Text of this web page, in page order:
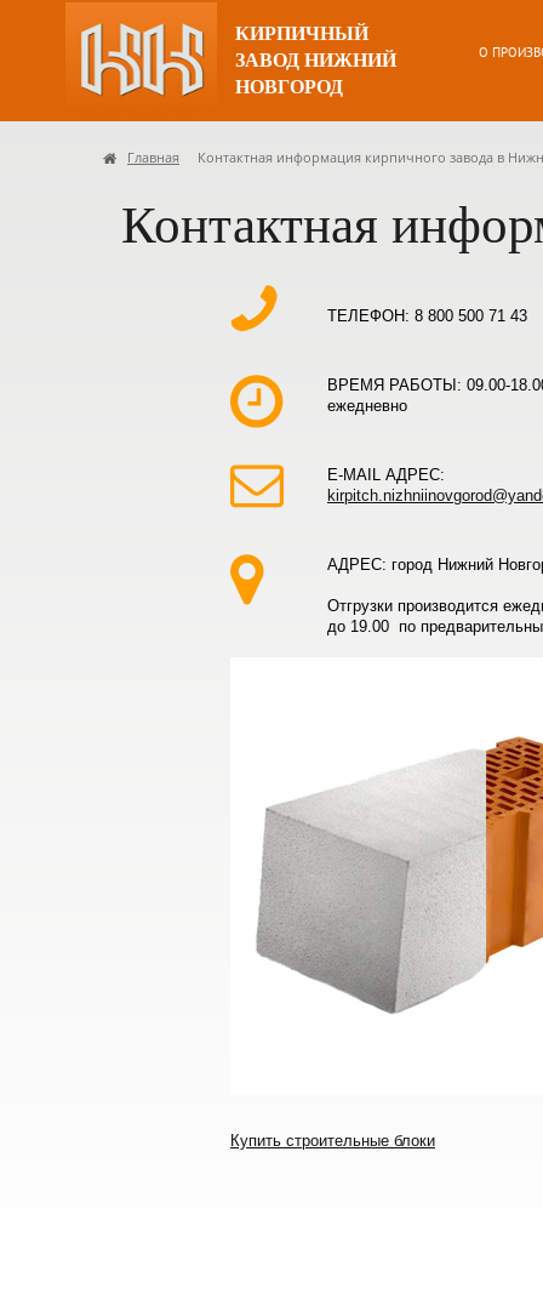
КИРПИЧНЫЙ
ЗАВОД НИЖНИЙ
НОВГОРОД
О
Главная Контактная информация кирпичного завода в
Контактная
ТЕЛЕФОН: 8 800 500 71 43
ВРЕМЯ РАБОТЫ: 09.00-
ежедневно
E-MAIL АДРЕС:
АДРЕС: город Нижний
Отгрузки производится
до 19.00 по
Купить строительные блоки